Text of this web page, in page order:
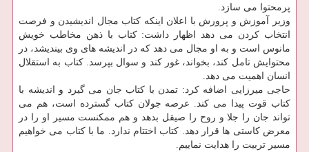
پرمحتوا می سازد.
وزیر آموزش و پرورش با اعلان اینکه کتاب مجال اندیشیدن و فرصت
انتخاب کردن می دهد اظهار داشت: کتاب با ذهن مخاطب خویش
مانوس است و به او مجال می دهد که در اندیشه های وی بیندیشد، در
محتوایش تامل کند، بخواند، غور کند و سوال بپرسد. کتاب به استقلال
انسان اهمیت می دهد.
حاجی میرزایی اضافه کرد: تمدن با کتاب جان می گیرد و اندیشه با
کتاب قوت پیدا می کند. عرصه جولان کتاب گسترده است، هم می
تواند جان را جلا و روح را صیقل بدهد و هم ممکنست مسیر او را در
معرض کاستی ها قرار دهد. کتاب اختتام ندارد. ما با کتاب می خواهیم
مسیر تربیت را هدایت نماییم.